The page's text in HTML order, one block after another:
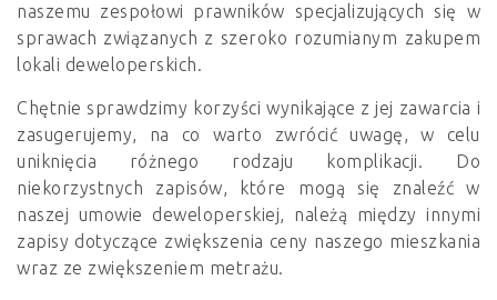
naszemu zespołowi prawników specjalizujących się w
sprawach związanych z szeroko rozumianym zakupem
lokali deweloperskich.
Chętnie sprawdzimy korzyści wynikające z jej zawarcia i
zasugerujemy, na co warto zwrócić uwagę, w celu
uniknięcia różnego rodzaju komplikacji. Do
niekorzystnych zapisów, które mogą się znaleźć w
naszej umowie deweloperskiej, należą między innymi
zapisy dotyczące zwiększenia ceny naszego mieszkania
wraz ze zwiększeniem metrażu.